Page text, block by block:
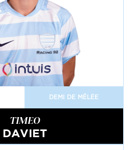
DEMI DE MÊLÉE
TIMEO
DAVIET